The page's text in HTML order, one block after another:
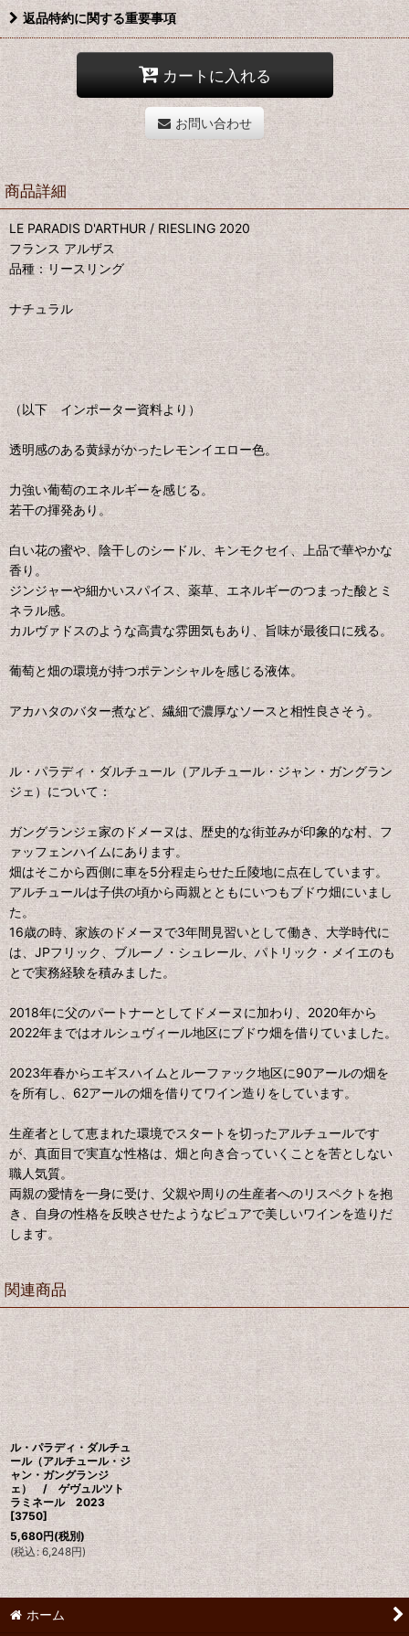
返品特約に関する重要事項
カートに入れる
お問い合わせ
商品詳細
LE PARADIS D'ARTHUR / RIESLING 2020
フランス アルザス
品種：リースリング
ナチュラル
（以下 インポーター資料より）
透明感のある黄緑がかったレモンイエロー色。
力強い葡萄のエネルギーを感じる。
若干の揮発あり。
白い花の蜜や、陰干しのシードル、キンモクセイ、上品で華やかな
香り。
ジンジャーや細かいスパイス、薬草、エネルギーのつまった酸とミ
ネラル感。
カルヴァドスのような高貴な雰囲気もあり、旨味が最後口に残る。
葡萄と畑の環境が持つポテンシャルを感じる液体。
アカハタのバター煮など、繊細で濃厚なソースと相性良さそう。
ル・パラディ・ダルチュール（アルチュール・ジャン・ガングラン
ジェ）について：
ガングランジェ家のドメーヌは、歴史的な街並みが印象的な村、フ
ァッフェンハイムにあります。
畑はそこから西側に車を5分程走らせた丘陵地に点在しています。
アルチュールは子供の頃から両親とともにいつもブドウ畑にいまし
た。
16歳の時、家族のドメーヌで3年間見習いとして働き、大学時代に
は、JPフリック、ブルーノ・シュレール、パトリック・メイエのも
とで実務経験を積みました。
2018年に父のパートナーとしてドメーヌに加わり、2020年から
2022年まではオルシュヴィール地区にブドウ畑を借りていました。
2023年春からエギスハイムとルーファック地区に90アールの畑を
を所有し、62アールの畑を借りてワイン造りをしています。
生産者として恵まれた環境でスタートを切ったアルチュールです
が、真面目で実直な性格は、畑と向き合っていくことを苦としない
職人気質。
両親の愛情を一身に受け、父親や周りの生産者へのリスペクトを抱
き、自身の性格を反映させたようなピュアで美しいワインを造りだ
します。
関連商品
ル・パラディ・ダルチュ
ール（アルチュール・ジ
ャン・ガングランジ
ェ） / ゲヴュルツト
ラミネール 2023
[3750]
5,680円(税別)
(税込: 6,248円)
ホーム